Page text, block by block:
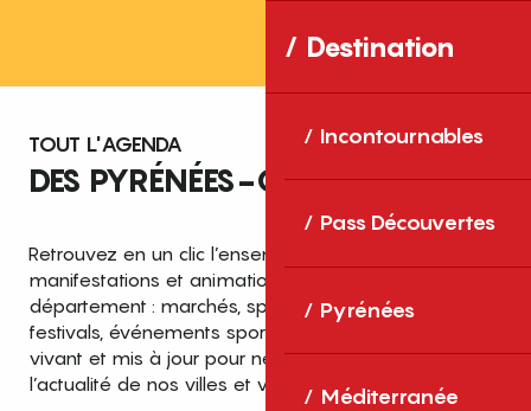
Destination
Incontournables
Pass Découvertes
Pyrénées
Méditerranée
TOUT L'AGENDA
DES PYRÉNÉES-ORIENTALES
Retrouvez en un clic l’ensemble des fêtes,
manifestations et animations recensées dans le
département : marchés, spectacles, expositions,
festivals, événements sportifs et culturels… un agenda
vivant et mis à jour pour ne rien manquer de
l’actualité de nos villes et villages.